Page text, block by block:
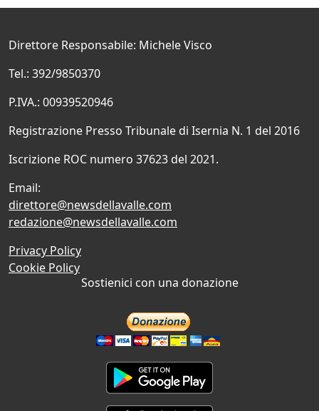
Direttore Responsabile: Michele Visco
Tel.: 392/9850370
P.IVA.: 00939520946
Registrazione Presso Tribunale di Isernia N. 1 del 2016
Iscrizione ROC numero 37623 del 2021.
Email:
direttore@newsdellavalle.com
redazione@newsdellavalle.com
Privacy Policy
Cookie Policy
Sostienici con una donazione